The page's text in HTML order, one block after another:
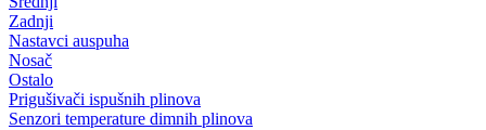
Zadnji
Nastavci auspuha
Nosač
Ostalo
Prigušivači ispušnih plinova
Senzori temperature dimnih plinova